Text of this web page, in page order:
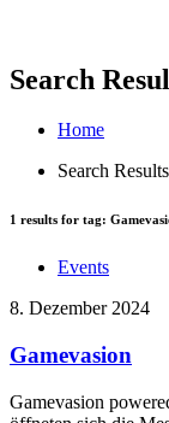
Search
Home
Search Results
1 results for tag:
Events
8. Dezember 2024
Gamevasion
Gamevasion